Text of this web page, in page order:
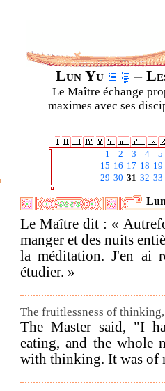
Lun Yu –
Le Maître échange
maximes avec ses
1 2 3 4
5
15 16 17 18 19
29 30 31 32 33
Le Maître dit : «
manger et des nuits
la méditation. J'en ai
étudier. »
The fruitlessness of
The Master said, "I
eating, and the whole
with thinking. It was of